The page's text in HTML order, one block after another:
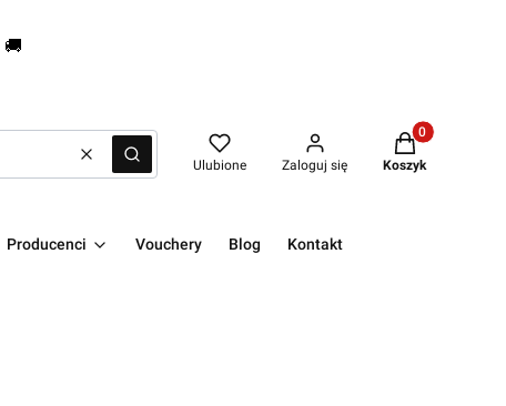
🚚
WyczyśćSzukaj Ulubione Zaloguj się
Produkty w
Koszyk
Producenci Vouchery Blog Kontakt